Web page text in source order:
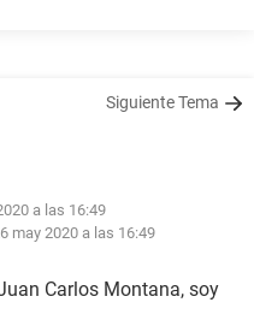
Siguiente Tema
a las 16:49
may 2020 a las 16:49
Carlos Montana, soy